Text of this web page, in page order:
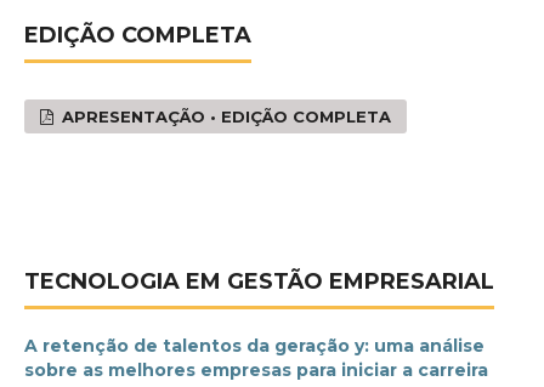
EDIÇÃO COMPLETA
APRESENTAÇÃO • EDIÇÃO COMPLETA
TECNOLOGIA EM GESTÃO EMPRESARIAL
A retenção de talentos da geração y: uma análise
sobre as melhores empresas para iniciar a carreira